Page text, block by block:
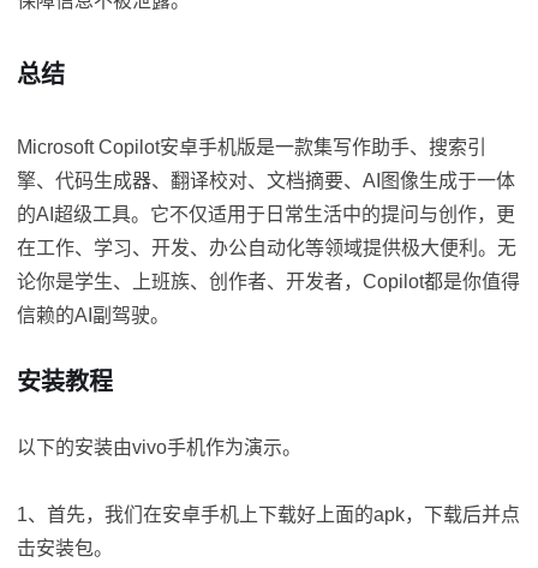
总结
Microsoft Copilot安卓手机版是一款集写作助手、搜索引
擎、代码生成器、翻译校对、文档摘要、AI图像生成于一体
的AI超级工具。它不仅适用于日常生活中的提问与创作，更
在工作、学习、开发、办公自动化等领域提供极大便利。无
论你是学生、上班族、创作者、开发者，Copilot都是你值得
信赖的AI副驾驶。
安装教程
以下的安装由vivo手机作为演示。
1、首先，我们在安卓手机上下载好上面的apk，下载后并点
击安装包。